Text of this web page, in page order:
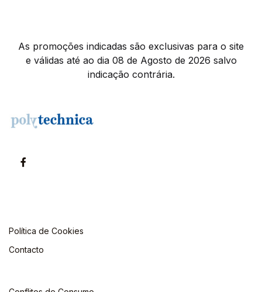
As promoções indicadas são exclusivas para o site
e válidas até ao dia 08 de Agosto de 2026 salvo
indicação contrária.
Política de Cookies
Contacto